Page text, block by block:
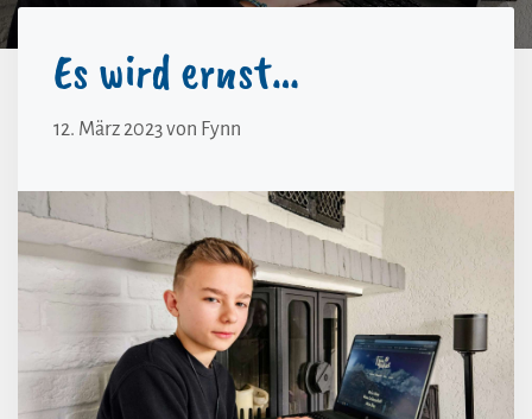
Es wird ernst…
12. März 2023von Fynn